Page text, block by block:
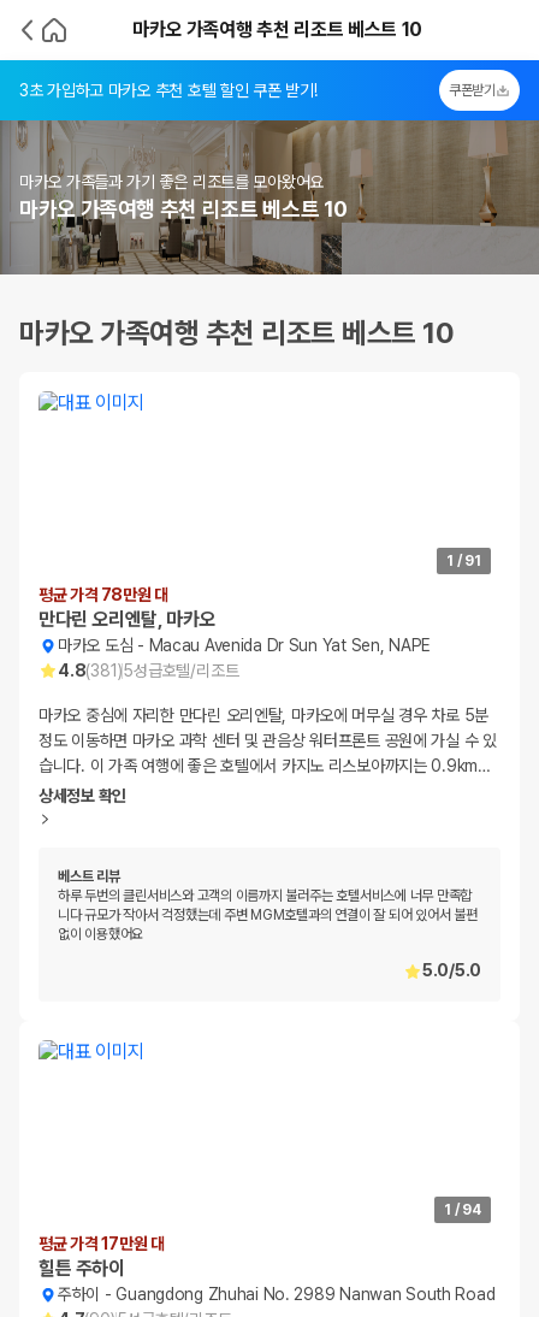
마카오 가족여행 추천 리조트 베스트 10
3초 가입하고 마카오 추천 호텔 할인 쿠폰 받기! 쿠폰받기
마카오 가족들과 가기 좋은 리조트를 모아왔어요
마카오 가족여행 추천 리조트 베스트 10
마카오 가족여행 추천 리조트 베스트 10
1 / 91
평균 가격 78만원 대
만다린 오리엔탈, 마카오
마카오 도심 - Macau Avenida Dr Sun Yat Sen, NAPE
4.8(381)5성급호텔/리조트
마카오 중심에 자리한 만다린 오리엔탈, 마카오에 머무실 경우 차로 5분
정도 이동하면 마카오 과학 센터 및 관음상 워터프론트 공원에 가실 수 있
습니다. 이 가족 여행에 좋은 호텔에서 카지노 리스보아까지는 0.9km…
상세정보 확인
베스트 리뷰
하루 두번의 클린서비스와 고객의 이름까지 불러주는 호텔서비스에 너무 만족합
니다 규모가 작아서 걱정했는데 주변 MGM호텔과의 연결이 잘 되어 있어서 불편
없이 이용했어요
5.0/5.0
1 / 94
평균 가격 17만원 대
힐튼 주하이
주하이 -Guangdong Zhuhai No. 2989 Nanwan South Road